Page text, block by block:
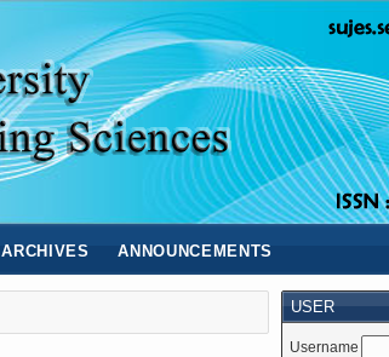
USER
Username
ARCHIVES ANNOUNCEMENTS